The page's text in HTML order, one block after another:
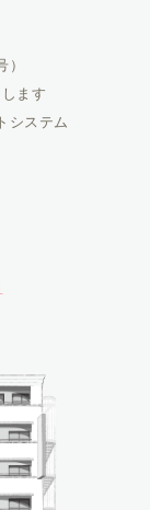
ます
システム